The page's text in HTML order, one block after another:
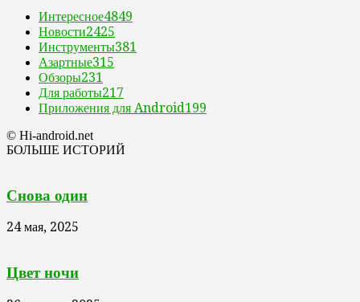
Интересное4849
Новости2425
Инструменты381
Азартные315
Обзоры231
Для работы217
Приложения для Android199
© Hi-android.net
БОЛЬШЕ ИСТОРИЙ
Снова один
24 мая, 2025
Цвет ночи